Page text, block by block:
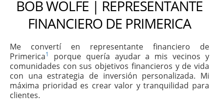
BOB WOLFE | REPRESENTANTE
FINANCIERO DE PRIMERICA
Me convertí en representante financiero de
Primerica1
porque quería ayudar a mis vecinos y
comunidades con sus objetivos financieros y de vida
con una estrategia de inversión personalizada. Mi
máxima prioridad es crear valor y tranquilidad para
clientes.